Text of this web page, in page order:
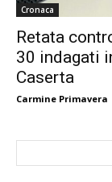
Cronaca
Retata
30 indagati
Caserta
Carmine Primavera